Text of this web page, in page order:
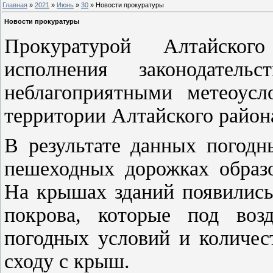
Главная » 2021 » Июнь » 30 » Новости прокуратуры
Новости прокуратуры
Прокуратурой
исполнения
неблагоприятными
территории Алтайского
В результате данных
пешеходных дорожках
На крышах зданий
покрова, которые под
погодных условий и
сходу с крыш.